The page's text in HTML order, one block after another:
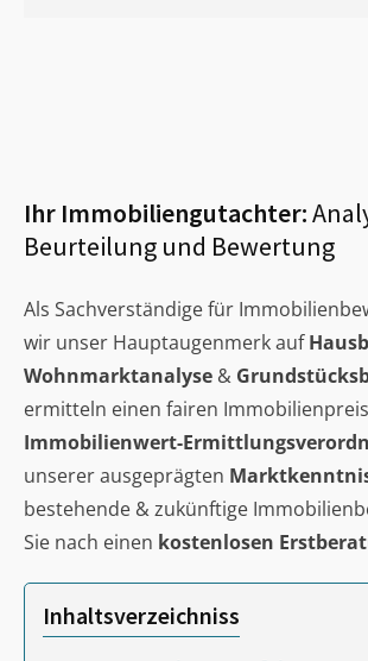
Ihr Immobiliengutachter:
Beurteilung und Bewertung
Als Sachverständige für
wir unser Hauptaugenmerk auf
Wohnmarktanalyse &
ermitteln einen fairen
Immobilienwert-
unserer ausgeprägten
bestehende & zukünftige
Sie nach einen kostenlosen
Inhaltsverzeichniss